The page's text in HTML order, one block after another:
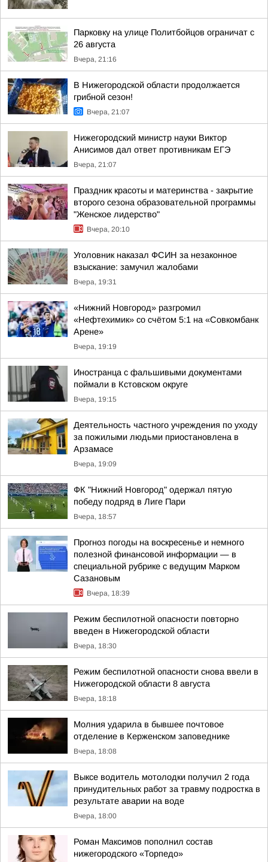
Парковку на улице Политбойцов ограничат с
26 августа
Вчера, 21:16
В Нижегородской области продолжается
грибной сезон!
Вчера, 21:07
Нижегородский министр науки Виктор
Анисимов дал ответ противникам ЕГЭ
Вчера, 21:07
Праздник красоты и материнства - закрытие
второго сезона образовательной программы
"Женское лидерство"
Вчера, 20:10
Уголовник наказал ФСИН за незаконное
взыскание: замучил жалобами
Вчера, 19:31
«Нижний Новгород» разгромил
«Нефтехимик» со счётом 5:1 на «Совкомбанк
Арене»
Вчера, 19:19
Иностранца с фальшивыми документами
поймали в Кстовском округе
Вчера, 19:15
Деятельность частного учреждения по уходу
за пожилыми людьми приостановлена в
Арзамасе
Вчера, 19:09
ФК "Нижний Новгород" одержал пятую
победу подряд в Лиге Пари
Вчера, 18:57
Прогноз погоды на воскресенье и немного
полезной финансовой информации — в
специальной рубрике с ведущим Марком
Сазановым
Вчера, 18:39
Режим беспилотной опасности повторно
введен в Нижегородской области
Вчера, 18:30
Режим беспилотной опасности снова ввели в
Нижегородской области 8 августа
Вчера, 18:18
Молния ударила в бывшее почтовое
отделение в Керженском заповеднике
Вчера, 18:08
Выксе водитель мотолодки получил 2 года
принудительных работ за травму подростка в
результате аварии на воде
Вчера, 18:00
Роман Максимов пополнил состав
нижегородского «Торпедо»